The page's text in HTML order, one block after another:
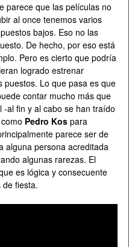
parece que las películas no
al once tenemos varios
bajos. Eso no las
De hecho, por eso está
Pero es cierto que podría
logrado estrenar
puestos. Lo que pasa es que
contar mucho más que
al fin y al cabo se han traído
Pedro Kos para
parece ser de
alguna persona acreditada
algunas rarezas. El
es lógica y consecuente
fiesta.